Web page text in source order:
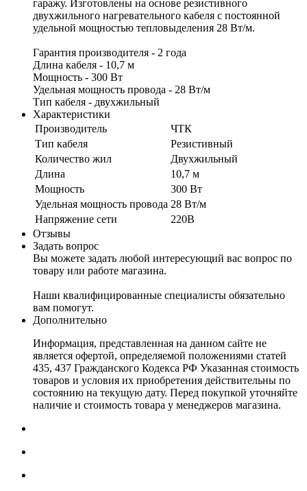
гаражу. Изготовлены на основе резистивного
двухжильного нагревательного кабеля с постоянной
удельной мощностью тепловыделения 28 Вт/м.
Гарантия производителя - 2 года
Длина кабеля - 10,7 м
Мощность - 300 Вт
Удельная мощность провода - 28 Вт/м
Тип кабеля - двухжильный
Характеристики
Производитель
ЧТК
Тип кабеля
Резистивный
Количество жил
Двухжильный
Длина
10,7 м
Мощность
300 Вт
Удельная мощность провода 28 Вт/м
Напряжение сети
220В
Отзывы
Задать вопрос
Вы можете задать любой интересующий вас вопрос по
товару или работе магазина.
Наши квалифицированные специалисты обязательно
вам помогут.
Дополнительно
Информация, представленная на данном сайте не
является офертой, определяемой положениями статей
435, 437 Гражданского Кодекса РФ Указанная стоимость
товаров и условия их приобретения действительны по
состоянию на текущую дату. Перед покупкой уточняйте
наличие и стоимость товара у менеджеров магазина.